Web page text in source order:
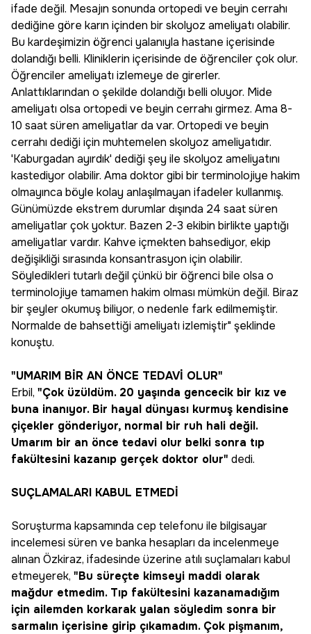
ifade değil. Mesajın sonunda ortopedi ve beyin cerrahı
dediğine göre karın içinden bir skolyoz ameliyatı olabilir.
Bu kardeşimizin öğrenci yalanıyla hastane içerisinde
dolandığı belli. Kliniklerin içerisinde de öğrenciler çok olur.
Öğrenciler ameliyatı izlemeye de girerler.
Anlattıklarından o şekilde dolandığı belli oluyor. Mide
ameliyatı olsa ortopedi ve beyin cerrahı girmez. Ama 8-
10 saat süren ameliyatlar da var. Ortopedi ve beyin
cerrahı dediği için muhtemelen skolyoz ameliyatıdır.
'Kaburgadan ayırdık' dediği şey ile skolyoz ameliyatını
kastediyor olabilir. Ama doktor gibi bir terminolojiye hakim
olmayınca böyle kolay anlaşılmayan ifadeler kullanmış.
Günümüzde ekstrem durumlar dışında 24 saat süren
ameliyatlar çok yoktur. Bazen 2-3 ekibin birlikte yaptığı
ameliyatlar vardır. Kahve içmekten bahsediyor, ekip
değişikliği sırasında konsantrasyon için olabilir.
Söyledikleri tutarlı değil çünkü bir öğrenci bile olsa o
terminolojiye tamamen hakim olması mümkün değil. Biraz
bir şeyler okumuş biliyor, o nedenle fark edilmemiştir.
Normalde de bahsettiği ameliyatı izlemiştir" şeklinde
konuştu.
"UMARIM BİR AN ÖNCE TEDAVİ OLUR"
Erbil, "Çok üzüldüm. 20 yaşında gencecik bir kız ve
buna inanıyor. Bir hayal dünyası kurmuş kendisine
çiçekler gönderiyor, normal bir ruh hali değil.
Umarım bir an önce tedavi olur belki sonra tıp
fakültesini kazanıp gerçek doktor olur" dedi.
SUÇLAMALARI KABUL ETMEDİ
Soruşturma kapsamında cep telefonu ile bilgisayar
incelemesi süren ve banka hesapları da incelenmeye
alınan Özkiraz, ifadesinde üzerine atılı suçlamaları kabul
etmeyerek, "Bu süreçte kimseyi maddi olarak
mağdur etmedim. Tıp fakültesini kazanamadığım
için ailemden korkarak yalan söyledim sonra bir
sarmalın içerisine girip çıkamadım. Çok pişmanım,